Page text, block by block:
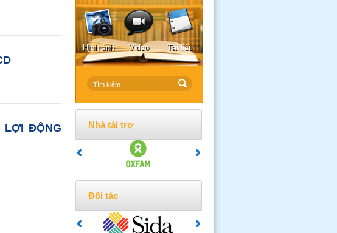
LỢI ĐỘNG
Hình ảnh Video Tài liệu
Nhà tài trợ
Đối tác